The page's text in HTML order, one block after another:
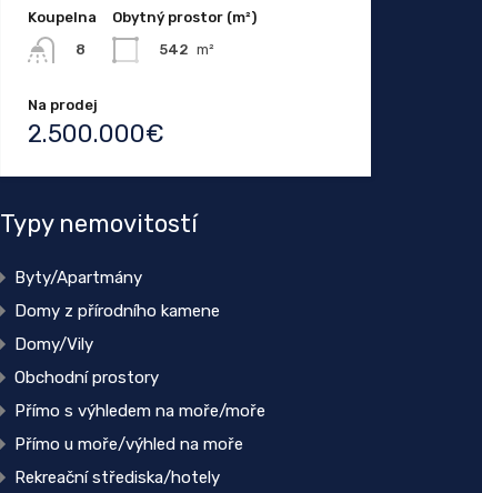
Koupelna
8
Obytný prostor (m²)
542 m²
Na prodej
2.500.000€
Typy nemovitostí
Byty/Apartmány
Domy z přírodního kamene
Domy/Vily
Obchodní prostory
Přímo s výhledem na moře/moře
Přímo u moře/výhled na moře
Rekreační střediska/hotely